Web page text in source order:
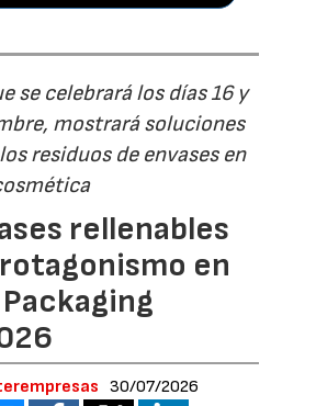
se celebrará los días 16 y
mostrará soluciones
residuos de envases en
rellenables
en
30/07/2026